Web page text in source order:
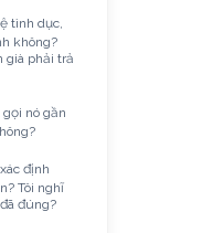
tình dục,
không?
già phải trả
nó gần
định
Tôi nghĩ
đúng?